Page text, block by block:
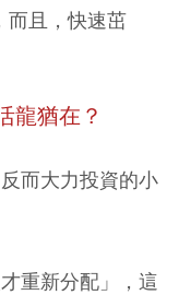
而且，快速茁
龍猶在？
而大力投資的小
重新分配」，這